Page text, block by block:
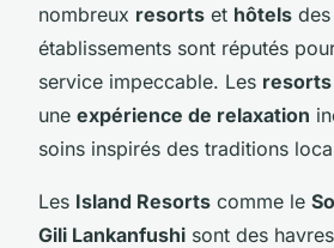
nombreux resorts et hôtels
établissements sont réputés
service impeccable. Les resorts
une expérience de relaxation
soins inspirés des traditions
Les Island Resorts comme le
Gili Lankanfushi sont des